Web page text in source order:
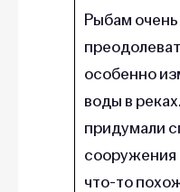
Рыбам
особенно
воды в
придумали
что-то